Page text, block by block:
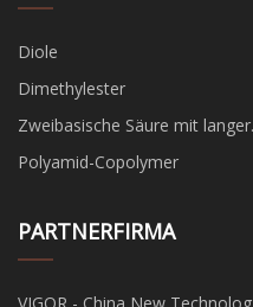
Diole
Dimethylester
Zweibasische Säure mit langer
Kohlenstoffkette
Polyamid-Copolymer
PARTNERFIRMA
VIGOR - China New Technology